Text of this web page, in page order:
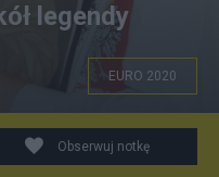
legendy
EURO 2020
Obserwuj notkę